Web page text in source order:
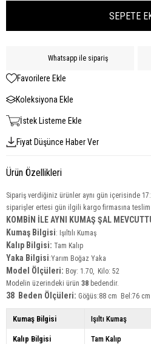
Whatsapp ile sipariş
Favorilere Ekle
Koleksiyona Ekle
İstek Listeme Ekle
Fiyat Düşünce Haber Ver
Ürün Özellikleri
Sipariş verdiğiniz ürünler aynı gün içerisinde
siparişler ertesi gün ilgili kargo firmasına teslim
KOMBİN İLE AYNI KUMAŞ ŞAL
Kumaş Bilgisi: Işıltılı Kumaş
Kalıp Bilgisi: Tam Kalıp
Yaka Bilgisi:Yarım Boğaz Yaka
Model Ölçüleri: Boy: 1.70, Kilo: 52
Modelin üzerindeki ürün 38 bedendir.
38 Beden Ölçüleri: Göğüs:88 cm Bel:76
Kumaş Bilgisi Işıltı Kumaş
Kalıp Bilgisi Tam Kalıp